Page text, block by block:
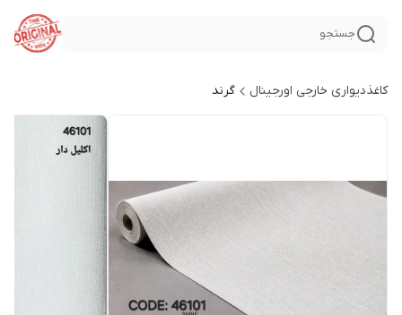
جستجو
کاغذدیواری خارجی اورجینال گرند